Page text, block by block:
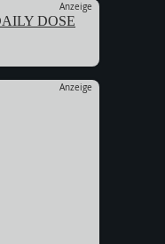
Anzeige
Anzeige